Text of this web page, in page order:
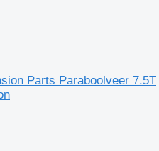
Parts Paraboolveer 7.5T